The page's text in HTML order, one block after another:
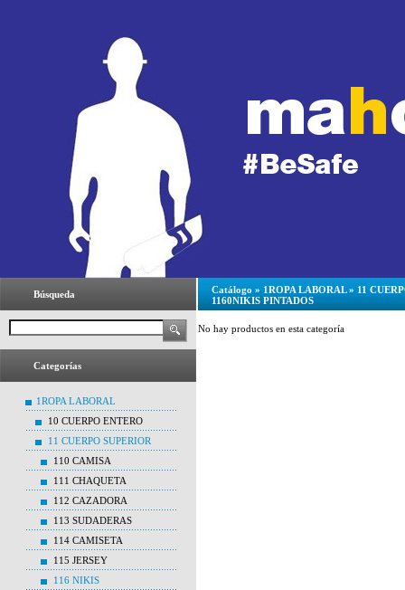
Búsqueda
Categorías
1ROPA LABORAL
10 CUERPO ENTERO
11 CUERPO SUPERIOR
110 CAMISA
111 CHAQUETA
112 CAZADORA
113 SUDADERAS
114 CAMISETA
115 JERSEY
116 NIKIS
Catálogo » 1ROPA LABORAL» 11
1160NIKIS PINTADOS
No hay productos en esta categoría